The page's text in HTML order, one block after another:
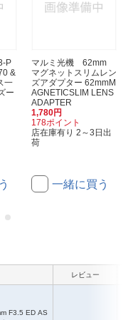
P
&
一
ー
マルミ光機 62mm
マグネットスリムレン
ズアダプター 62mmM
AGNETICSLIM LENS
ADAPTER
1,780円
178ポイント
店在庫有り 2～3日出
荷
一緒に買う
レビュー